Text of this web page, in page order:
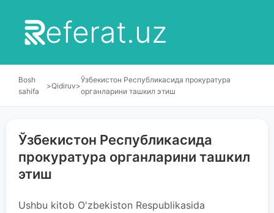
eferat.uz
Bosh
sahifa
>Qidiruv>
Ўзбекистон Республикасида прокуратура
органларини ташкил этиш
Ўзбекистон Республикасида
прокуратура органларини ташкил
этиш
Ushbu kitob O'zbekiston Respublikasida